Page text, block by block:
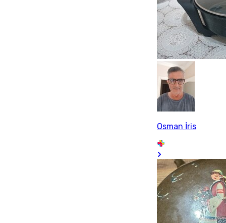
Osman İris